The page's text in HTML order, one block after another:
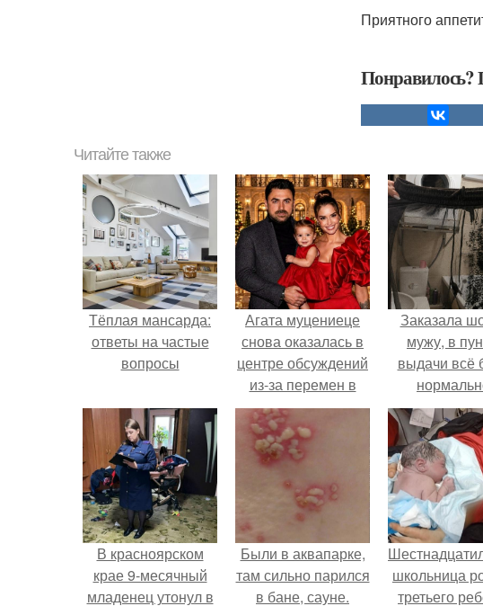
Приятного
Понравилось?
Читайте также
Тёплая мансарда:
ответы на частые
вопросы
Агата муцениеце
снова оказалась в
центре обсуждений
из-за перемен в
личной жизни.
Заказала
мужу, в
выдачи всё
примерил
хорошо,
предвещало
В красноярском
крае 9-месячный
младенец утонул в
Были в аквапарке,
там сильно парился
в бане, сауне.
школьница
третьего